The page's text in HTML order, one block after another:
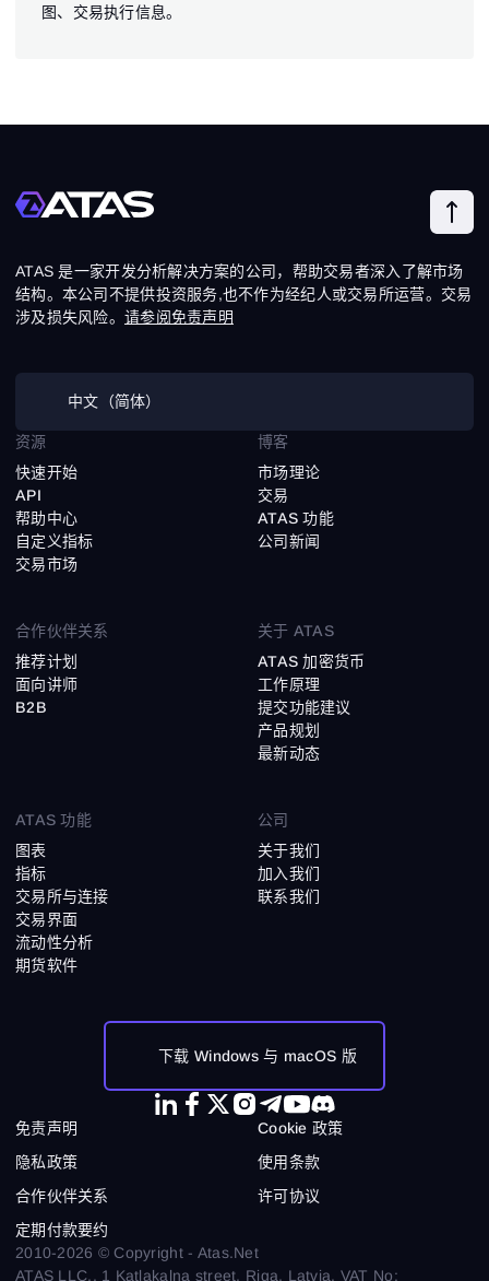
图、交易执行信息。
ATAS 是一家开发分析解决方案的公司，帮助交易者深入了解市场
结构。本公司不提供投资服务,也不作为经纪人或交易所运营。交易
涉及损失风险。 请参阅免责声明
中文（简体）
ATAS 功能
图表
指标
交易所与连接
交易界面
流动性分析
期货软件
资源
快速开始
API
帮助中心
自定义指标
交易市场
博客
市场理论
交易
ATAS 功能
公司新闻
合作伙伴关系
推荐计划
面向讲师
B2B
关于 ATAS
ATAS 加密货币
工作原理
提交功能建议
产品规划
最新动态
公司
关于我们
加入我们
联系我们
下载 Windows 与 macOS 版
2010-2026 © Copyright - Atas.Net
ATAS LLC., 1 Katlakalna street, Riga, Latvia. VAT No:
免责声明
Cookie 政策
隐私政策
使用条款
合作伙伴关系
许可协议
定期付款要约